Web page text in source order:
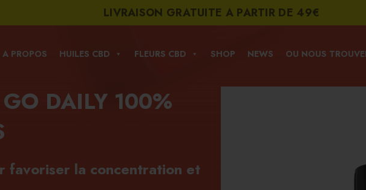
LIVRAISON GRATUITE A PARTIR DE 49€
A PROPOS HUILES CBD FLEURS CBD SHOP NEWS OU NOUS
DAILY 100%
favoriser la concentration et